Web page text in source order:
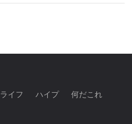
ライフ ハイプ 何だこれ